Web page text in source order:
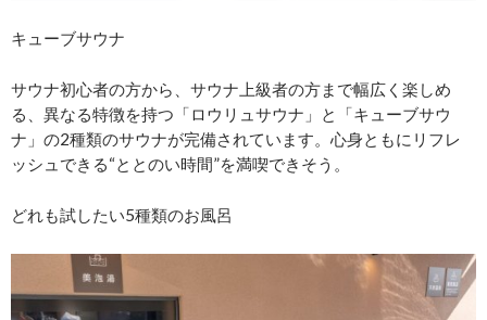
キューブサウナ
サウナ初心者の方から、サウナ上級者の方まで幅広く楽しめ
る、異なる特徴を持つ「ロウリュサウナ」と「キューブサウ
ナ」の2種類のサウナが完備されています。心身ともにリフレ
ッシュできる“ととのい時間”を満喫できそう。
どれも試したい5種類のお風呂